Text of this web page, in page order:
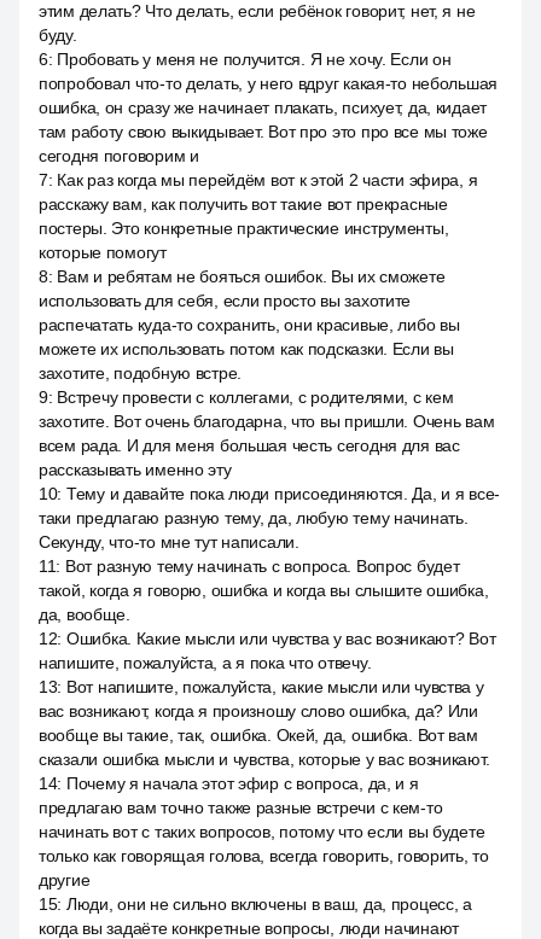
этим делать? Что делать, если ребёнок говорит, нет, я не
буду.
6: Пробовать у меня не получится. Я не хочу. Если он
попробовал что-то делать, у него вдруг какая-то небольшая
ошибка, он сразу же начинает плакать, психует, да, кидает
там работу свою выкидывает. Вот про это про все мы тоже
сегодня поговорим и
7: Как раз когда мы перейдём вот к этой 2 части эфира, я
расскажу вам, как получить вот такие вот прекрасные
постеры. Это конкретные практические инструменты,
которые помогут
8: Вам и ребятам не бояться ошибок. Вы их сможете
использовать для себя, если просто вы захотите
распечатать куда-то сохранить, они красивые, либо вы
можете их использовать потом как подсказки. Если вы
захотите, подобную встре.
9: Встречу провести с коллегами, с родителями, с кем
захотите. Вот очень благодарна, что вы пришли. Очень вам
всем рада. И для меня большая честь сегодня для вас
рассказывать именно эту
10: Тему и давайте пока люди присоединяются. Да, и я все-
таки предлагаю разную тему, да, любую тему начинать.
Секунду, что-то мне тут написали.
11: Вот разную тему начинать с вопроса. Вопрос будет
такой, когда я говорю, ошибка и когда вы слышите ошибка,
да, вообще.
12: Ошибка. Какие мысли или чувства у вас возникают? Вот
напишите, пожалуйста, а я пока что отвечу.
13: Вот напишите, пожалуйста, какие мысли или чувства у
вас возникают, когда я произношу слово ошибка, да? Или
вообще вы такие, так, ошибка. Окей, да, ошибка. Вот вам
сказали ошибка мысли и чувства, которые у вас возникают.
14: Почему я начала этот эфир с вопроса, да, и я
предлагаю вам точно также разные встречи с кем-то
начинать вот с таких вопросов, потому что если вы будете
только как говорящая голова, всегда говорить, говорить, то
другие
15: Люди, они не сильно включены в ваш, да, процесс, а
когда вы задаёте конкретные вопросы, люди начинают